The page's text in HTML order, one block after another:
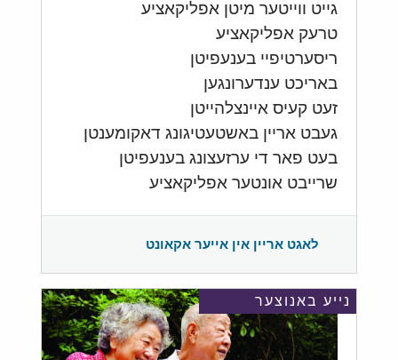
גייט ווייטער מיטן אפליקאציע
טרעק אפליקאציע
ריסערטיפיי בענעפיטן
באריכט ענדערונגען
זעט קעיס איינצלהייטן
געבט אריין באשטעטיגונג דאקומענטן
בעט פאר די ערזעצונג בענעפיטן
שרייבט אונטער אפליקאציע
לאגט אריין אין אייער אקאונט
נייע באנוצער